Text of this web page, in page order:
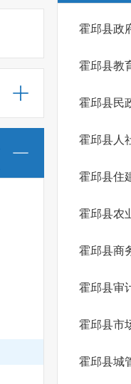
霍邱县政
霍邱县教
霍邱县民
霍邱县人
霍邱县住
霍邱县商
霍邱县审
霍邱县市
霍邱县城